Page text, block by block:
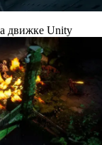
движке Unity